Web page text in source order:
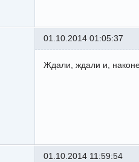
01.10.2014 01:05:37
Ждали, ждали и,
01.10.2014 11:59:54